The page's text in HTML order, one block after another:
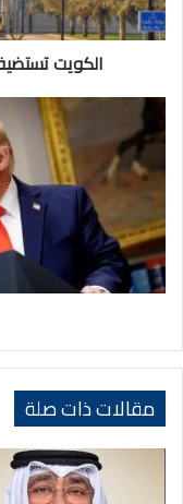
الكويت
ترامب..
علقها!
مقالات ذات صلة